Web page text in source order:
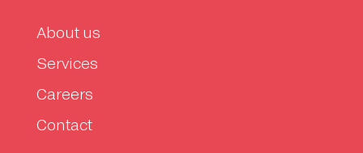
About us
Services
Careers
Contact